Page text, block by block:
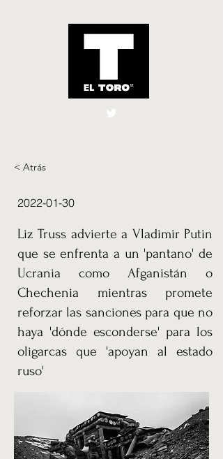
El Toro España
< Atrás
2022-01-30
Liz Truss advierte a Vladimir Putin
que se enfrenta a un 'pantano' de
Ucrania como Afganistán o
Chechenia mientras promete
reforzar las sanciones para que no
haya 'dónde esconderse' para los
oligarcas que 'apoyan al estado
ruso'